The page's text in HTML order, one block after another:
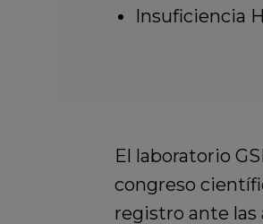
Insuficiencia
El laboratorio
congreso
registro ante las